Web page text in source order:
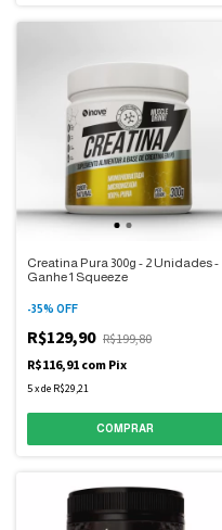
Creatina Pura 300g - 2 Unidades -
Ganhe 1 Squeeze
-35% OFF
R$129,90 R$199,80
R$116,91 com Pix
5xde R$29,21